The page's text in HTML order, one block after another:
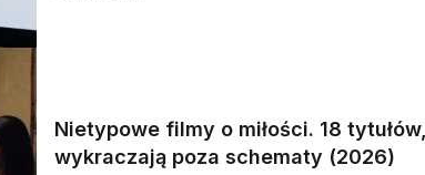
Nietypowe filmy o miłości. 18
wykraczają poza schematy (2026)